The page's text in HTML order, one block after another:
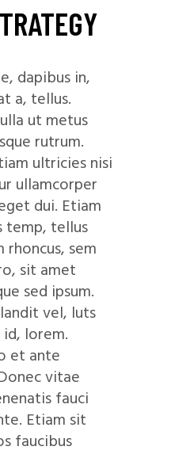
dapibus in,
a, tellus.
ut metus
rutrum.
ultricies nisi
ullamcorper
dui. Etiam
temp, tellus
sem
sit amet
sed ipsum.
vel, luts
lorem.
et ante
vitae
fauci
Etiam sit
faucibus